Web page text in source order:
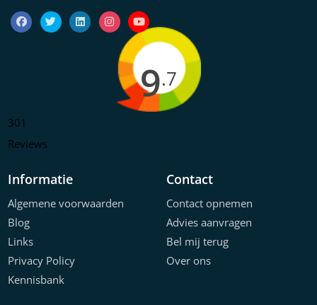
9.7
301
Reviews
Informatie
Algemene voorwaarden
Blog
Links
Privacy Policy
Kennisbank
Contact
Contact opnemen
Advies aanvragen
Bel mij terug
Over ons